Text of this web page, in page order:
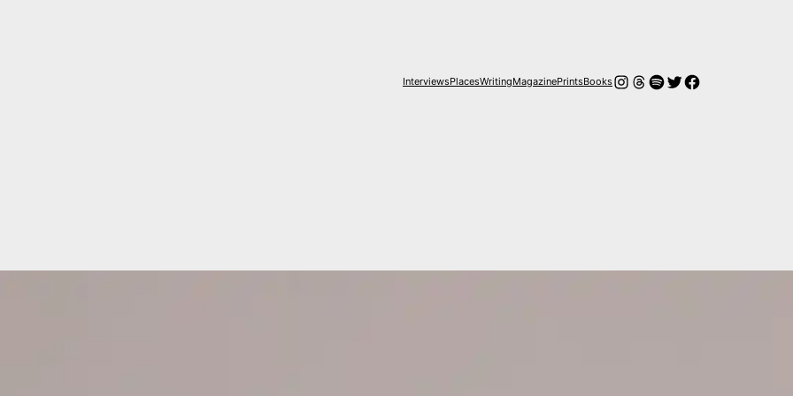
InterviewsPlacesWritingMagazinePrintsBooksInstagram
Hilos
Spotify
Twitter
Facebook